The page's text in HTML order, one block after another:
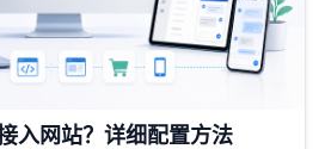
入网站？详细配置方法